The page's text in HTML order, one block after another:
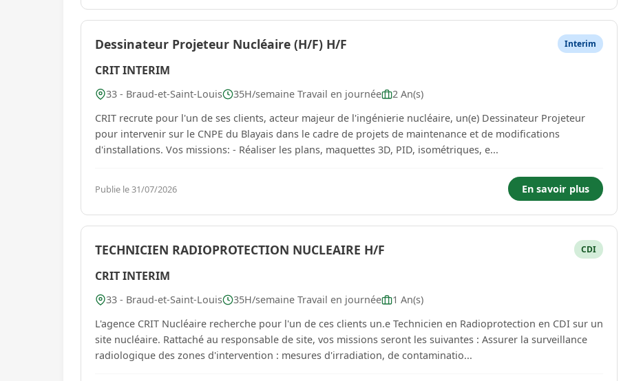
Dessinateur Projeteur Nucléaire (H/F) H/F Interim
CRIT INTERIM
33 - Braud-et-Saint-Louis 35H/semaine Travail en journée
2 An(s)
CRIT recrute pour l'un de ses clients, acteur majeur de l'ingénierie nucléaire, un(e) Dessinateur Projeteur
pour intervenir sur le CNPE du Blayais dans le cadre de projets de maintenance et de modifications
d'installations. Vos missions: - Réaliser les plans, maquettes 3D, PID, isométriques, e...
Publie le 31/07/2026 En savoir plus
TECHNICIEN RADIOPROTECTION NUCLEAIRE H/F CDI
CRIT INTERIM
33 - Braud-et-Saint-Louis 35H/semaine Travail en journée
1 An(s)
L'agence CRIT Nucléaire recherche pour l'un de ces clients un.e Technicien en Radioprotection en CDI sur un
site nucléaire. Rattaché au responsable de site, vos missions seront les suivantes : Assurer la surveillance
radiologique des zones d'intervention : mesures d'irradiation, de contaminatio...